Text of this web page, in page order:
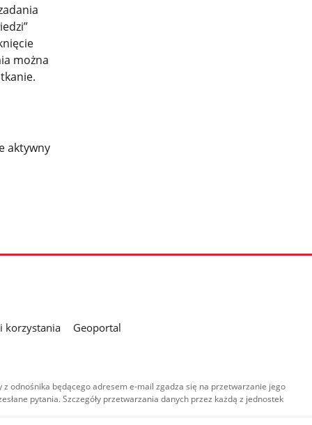
można
aktywny
korzystania
Geoportal
odnośnika będącego adresem e-mail zgadza się na przetwarzanie jego
pytania. Szczegóły przetwarzania danych przez każdą z jednostek